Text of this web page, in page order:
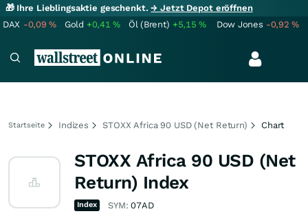
🎁 Ihre Lieblingsaktie geschenkt.→ Jetzt Depot eröffnen
DAX -0,09% Gold +0,41% Öl (Brent) +5,15% Dow Jones -0,92%
Startseite Indizes STOXX Africa 90 USD (Net Return) Chart
STOXX Africa 90 USD (Net
Return) Index
Index SYM:07AD